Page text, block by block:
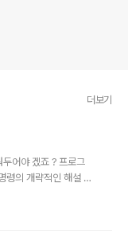
더보기
어야 겠죠 ? 프로그
령의 개략적인 해설 입
나눗셈, IDIV: 부호달